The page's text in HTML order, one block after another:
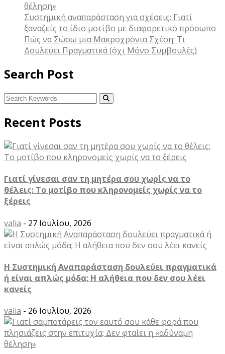
θέληση»
Συστημική αναπαράσταση για σχέσεις: Γιατί
ξαναζείς το ίδιο μοτίβο με διαφορετικό πρόσωπο
Πώς να Σώσω μια Μακροχρόνια Σχέση: Τι
Δουλεύει Πραγματικά (όχι Μόνο Συμβουλές)
Search Post
Recent Posts
Γιατί γίνεσαι σαν τη μητέρα σου χωρίς να το
θέλεις: Το μοτίβο που κληρονομείς χωρίς να το
ξέρεις
valia - 27 Ιουλίου, 2026
Η Συστημική Αναπαράσταση δουλεύει πραγματικά
ή είναι απλώς μόδα; Η αλήθεια που δεν σου λέει
κανείς
valia - 26 Ιουλίου, 2026